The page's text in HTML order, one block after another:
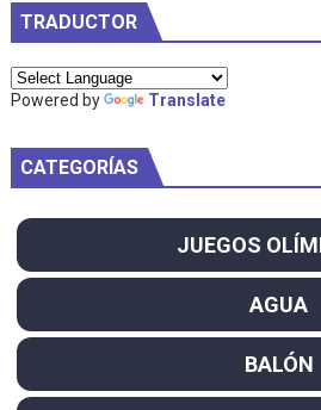
TRADUCTOR
Powered by Translate
CATEGORÍAS
JUEGOS
AGUA
BALÓN